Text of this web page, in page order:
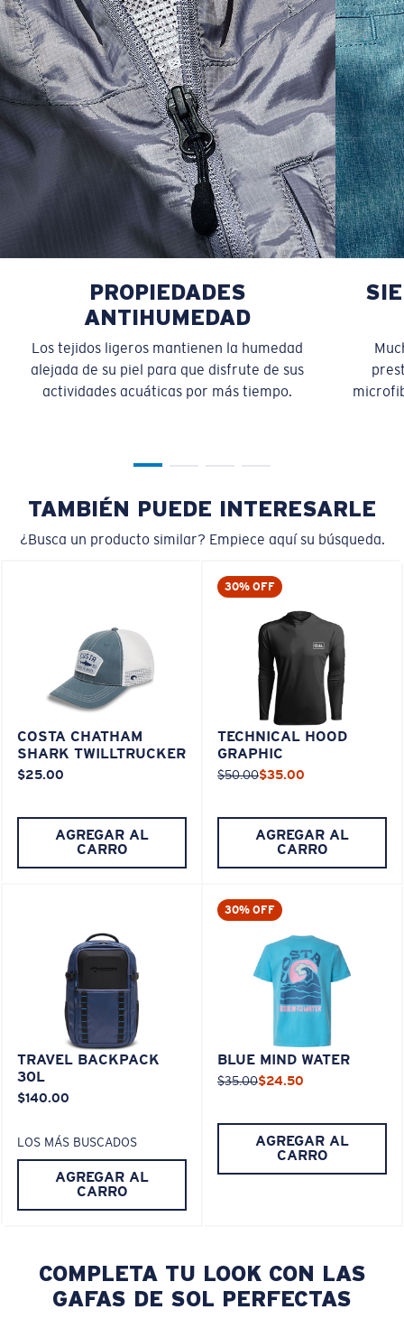
PROPIEDADES
ANTIHUMEDAD
Los tejidos ligeros mantienen la humedad
alejada de su piel para que disfrute de sus
actividades acuáticas por más tiempo.
TAMBIÉN PUEDE INTERESARLE
¿Busca un producto similar? Empiece aquí su búsqueda.
COSTA CHATHAM
SHARK TWILLTRUCKER
$25.00
AGREGAR AL
CARRO
30% OFF
TECHNICAL HOOD
GRAPHIC
$50.00$35.00
AGREGAR AL
CARRO
TRAVEL BACKPACK
30L
$140.00
LOS MÁS BUSCADOS
AGREGAR AL
CARRO
30% OFF
BLUE MIND WATER
$35.00$24.50
AGREGAR AL
CARRO
COMPLETA TU LOOK CON LAS
GAFAS DE SOL PERFECTAS